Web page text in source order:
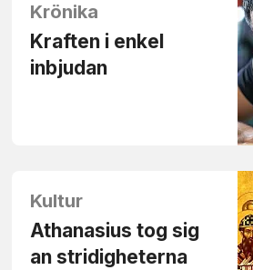
Krönika
Kraften i enkel
inbjudan
Kultur
Athanasius tog sig
an stridigheterna